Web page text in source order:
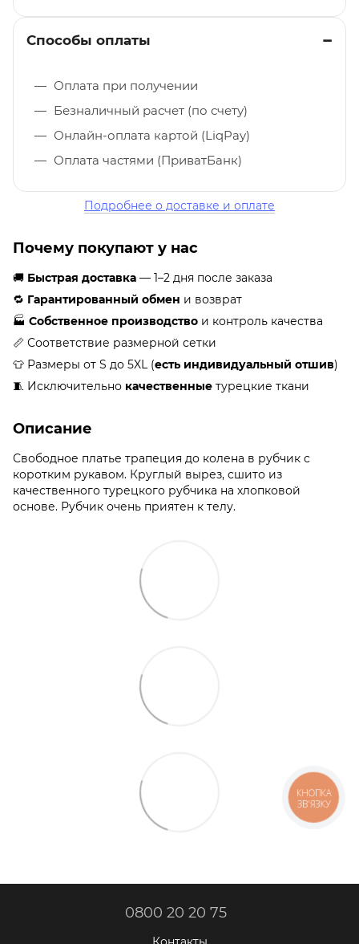
Способы оплаты
Оплата при получении
Безналичный расчет (по счету)
Онлайн-оплата картой (LiqPay)
Оплата частями (ПриватБанк)
Подробнее о доставке и оплате
Почему покупают у нас
🚚 Быстрая доставка — 1–2 дня после заказа
🔁 Гарантированный обмен и возврат
🏭 Собственное производство и контроль качества
📏 Соответствие размерной сетки
👕 Размеры от S до 5XL (есть индивидуальный отшив)
🧵 Исключительно качественные турецкие ткани
Описание
Свободное платье трапеция до колена в рубчик с
коротким рукавом. Круглый вырез, сшито из
качественного турецкого рубчика на хлопковой
основе. Рубчик очень приятен к телу.
0800 20 20 75
КНОПКА
ЗВ'ЯЗКУ